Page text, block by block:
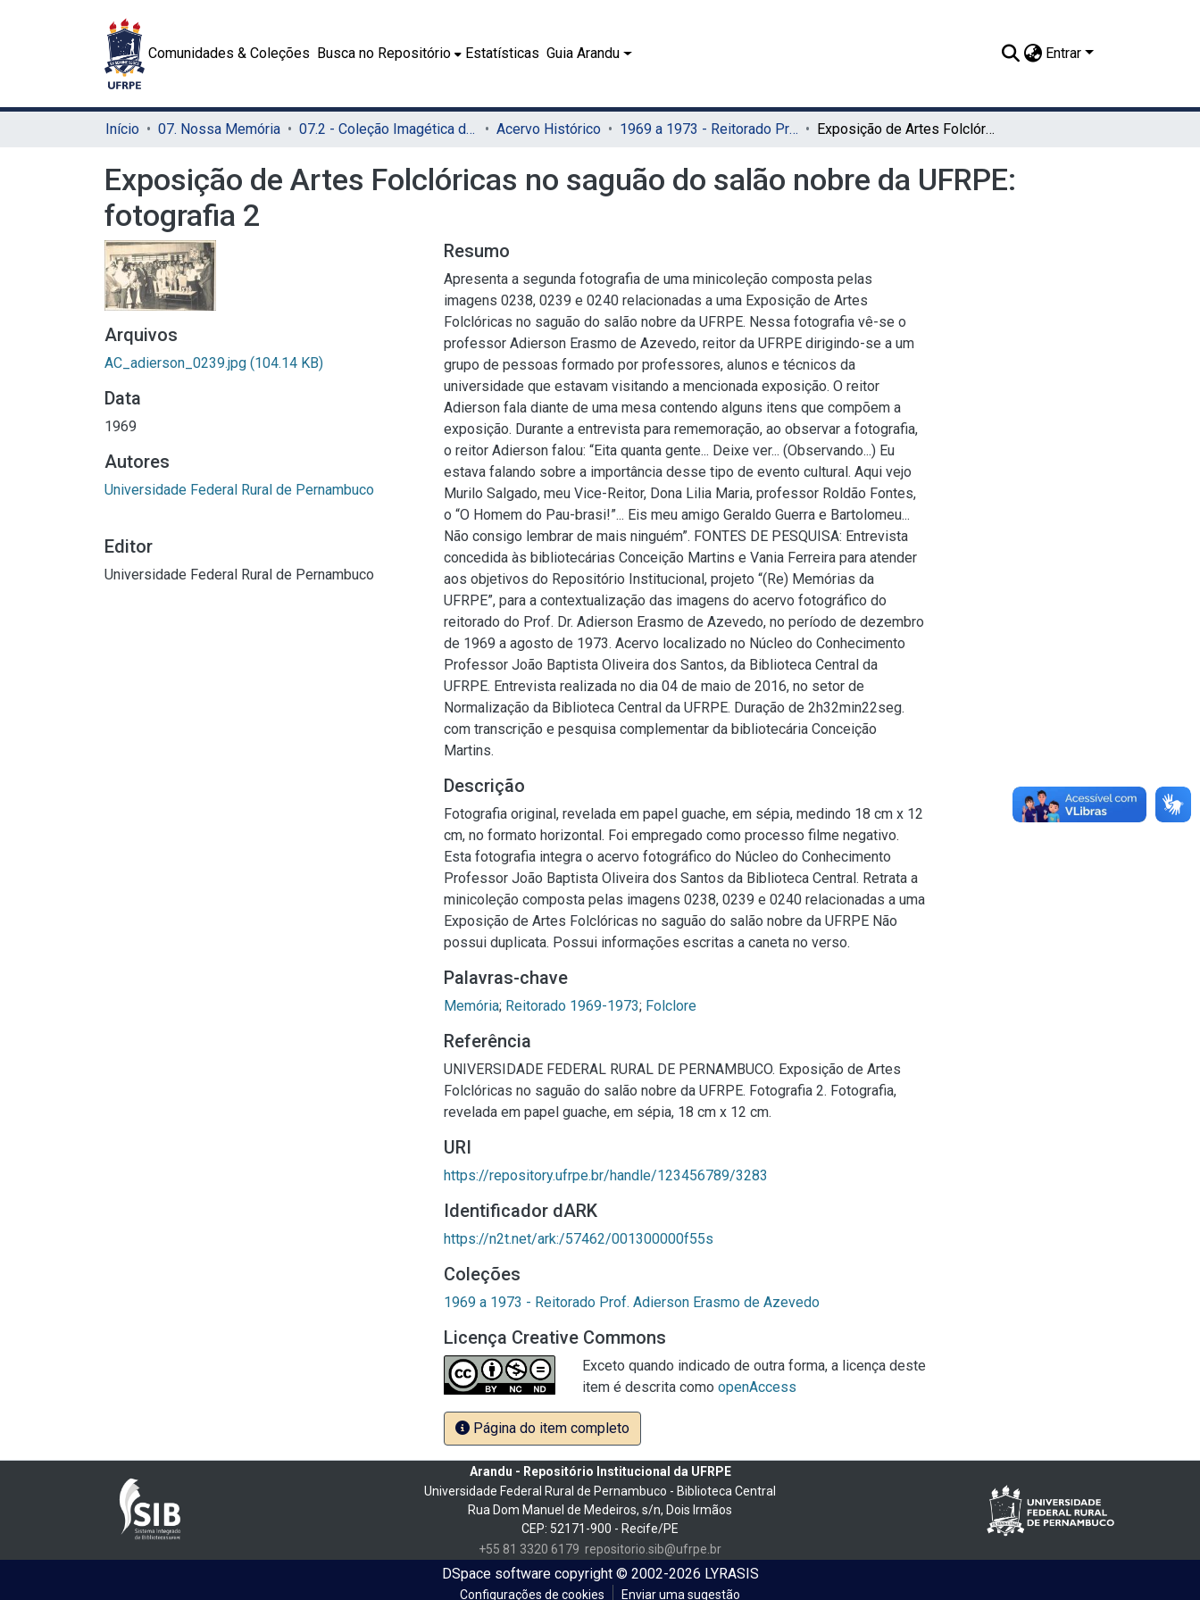
Comunidades & Coleções Busca no Repositório Estatísticas Guia Arandu Entrar
Início 07. Nossa Memória 07.2 - Coleção Imagética do SIB Acervo Histórico 1969 a 1973 - Reitorado Prof. Adierson Erasmo de Azevedo Exposição de Artes Folclóricas no saguão do salão nobre da UFRPE: fotografia 2
Exposição de Artes Folclóricas no saguão do salão nobre da UFRPE:
fotografia 2
Arquivos
AC_adierson_0239.jpg (104.14 KB)
Data
1969
Autores
Universidade Federal Rural de Pernambuco
Editor
Universidade Federal Rural de Pernambuco
Resumo
Apresenta a segunda fotografia de uma minicoleção composta pelas
imagens 0238, 0239 e 0240 relacionadas a uma Exposição de Artes
Folclóricas no saguão do salão nobre da UFRPE. Nessa fotografia vê-se o
professor Adierson Erasmo de Azevedo, reitor da UFRPE dirigindo-se a um
grupo de pessoas formado por professores, alunos e técnicos da
universidade que estavam visitando a mencionada exposição. O reitor
Adierson fala diante de uma mesa contendo alguns itens que compõem a
exposição. Durante a entrevista para rememoração, ao observar a fotografia,
o reitor Adierson falou: “Eita quanta gente... Deixe ver... (Observando...) Eu
estava falando sobre a importância desse tipo de evento cultural. Aqui vejo
Murilo Salgado, meu Vice-Reitor, Dona Lilia Maria, professor Roldão Fontes,
o “O Homem do Pau-brasi!”... Eis meu amigo Geraldo Guerra e Bartolomeu...
Não consigo lembrar de mais ninguém”. FONTES DE PESQUISA: Entrevista
concedida às bibliotecárias Conceição Martins e Vania Ferreira para atender
aos objetivos do Repositório Institucional, projeto “(Re) Memórias da
UFRPE”, para a contextualização das imagens do acervo fotográfico do
reitorado do Prof. Dr. Adierson Erasmo de Azevedo, no período de dezembro
de 1969 a agosto de 1973. Acervo localizado no Núcleo do Conhecimento
Professor João Baptista Oliveira dos Santos, da Biblioteca Central da
UFRPE. Entrevista realizada no dia 04 de maio de 2016, no setor de
Normalização da Biblioteca Central da UFRPE. Duração de 2h32min22seg.
com transcrição e pesquisa complementar da bibliotecária Conceição
Martins.
Descrição
Fotografia original, revelada em papel guache, em sépia, medindo 18 cm x 12
cm, no formato horizontal. Foi empregado como processo filme negativo.
Esta fotografia integra o acervo fotográfico do Núcleo do Conhecimento
Professor João Baptista Oliveira dos Santos da Biblioteca Central. Retrata a
minicoleção composta pelas imagens 0238, 0239 e 0240 relacionadas a uma
Exposição de Artes Folclóricas no saguão do salão nobre da UFRPE Não
possui duplicata. Possui informações escritas a caneta no verso.
Palavras-chave
Memória; Reitorado 1969-1973; Folclore
Referência
UNIVERSIDADE FEDERAL RURAL DE PERNAMBUCO. Exposição de Artes
Folclóricas no saguão do salão nobre da UFRPE. Fotografia 2. Fotografia,
revelada em papel guache, em sépia, 18 cm x 12 cm.
URI
https://repository.ufrpe.br/handle/123456789/3283
Identificador dARK
https://n2t.net/ark:/57462/001300000f55s
Coleções
1969 a 1973 - Reitorado Prof. Adierson Erasmo de Azevedo
Licença Creative Commons
Exceto quando indicado de outra forma, a licença deste
item é descrita como openAccess
Página do item completo
Arandu - Repositório Institucional da UFRPE
Universidade Federal Rural de Pernambuco - Biblioteca Central
Rua Dom Manuel de Medeiros, s/n, Dois Irmãos
CEP: 52171-900 - Recife/PE
+55 81 3320 6179 repositorio.sib@ufrpe.br
DSpace softwarecopyright © 2002-2026 LYRASIS
Configurações de cookies Enviar uma sugestão